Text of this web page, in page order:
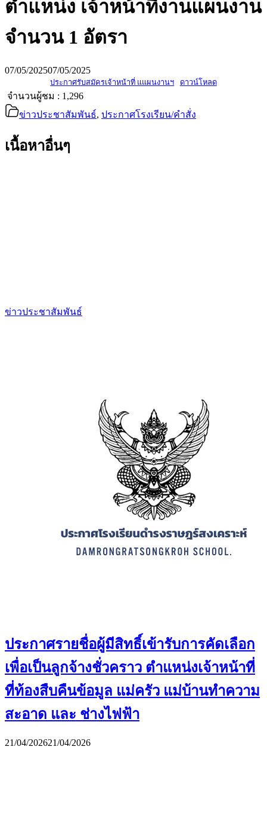
ตำแหน่ง เจ้าหน้าที่งานแผนงาน
จำนวน 1 อัตรา
07/05/202507/05/2025
ประกาศรับสมัครเจ้าหน้าที่ แแผนงานฯ ดาวน์โหลด
จำนวนผู้ชม : 1,296
ข่าวประชาสัมพันธ์, ประกาศโรงเรียน/คำสั่ง
เนื้อหาอื่นๆ
ข่าวประชาสัมพันธ์
ประกาศรายชื่อผู้มีสิทธิ์เข้ารับการคัดเลือก
เพื่อเป็นลูกจ้างชั่วคราว ตำแหน่งเจ้าหน้าที่
ที่ท้องสืบคืนข้อมูล แม่ครัว แม่บ้านทำความ
สะอาด และ ช่างไฟฟ้า
21/04/202621/04/2026